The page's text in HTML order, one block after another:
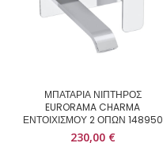
ΜΠΑΤΑΡΙΑ ΝΙΠΤΗΡΟΣ
EURORAMA CHARMA
ΕΝΤΟΙΧΙΣΜΟΥ 2 ΟΠΩΝ 148950
230,00 €